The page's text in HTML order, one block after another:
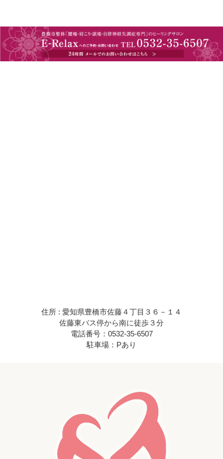
住所 : 愛知県豊橋市佐藤４丁目３６－１４
佐藤東バス停から南に徒歩３分
電話番号：0532-35-6507
駐車場：Pあり